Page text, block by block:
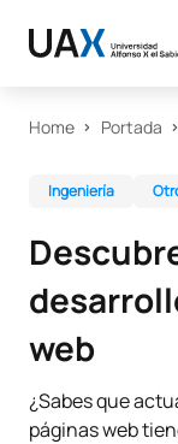
Home Portada
Ingeniería
web
¿Sabes que
páginas web